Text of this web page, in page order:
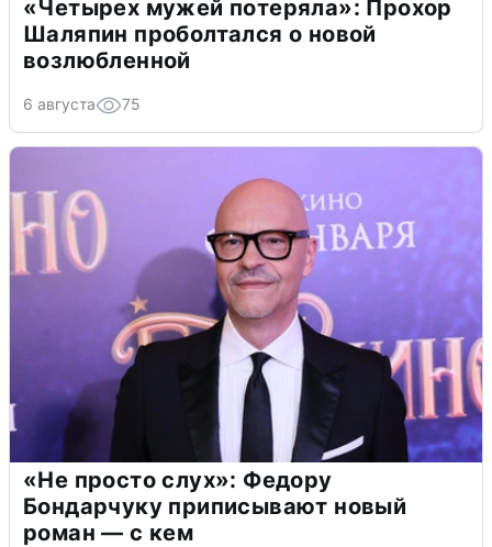
«Четырех мужей потеряла»: Прохор
Шаляпин проболтался о новой
возлюбленной
6 августа 75
«Не просто слух»: Федору
Бондарчуку приписывают новый
роман — с кем